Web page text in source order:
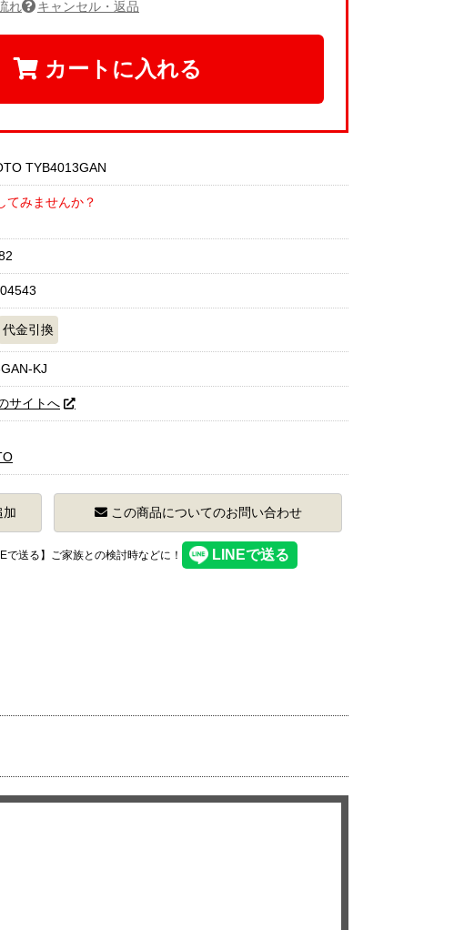
れ キャンセル・返品
カートに入れる
TYB4013GAN
てみませんか？
代金引換
KJ
サイトへ
加 この商品についてのお問い合わせ
で送る】ご家族との検討時などに！